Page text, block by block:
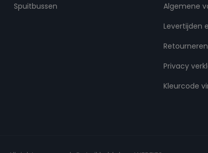
Spuitbussen
Algemene
Levertijden
Retourneren
Privacy
Kleurcode